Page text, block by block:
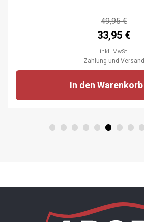
49,95 €
33,95 €
inkl. MwSt.
Zahlung und Versand
In den Warenkorb